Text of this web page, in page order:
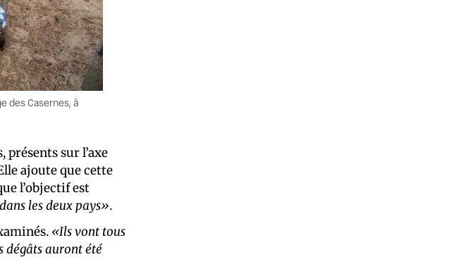
des Casernes, à
présents sur l’axe
ajoute que cette
l’objectif est
les deux pays».
«Ils vont tous
dégâts auront été